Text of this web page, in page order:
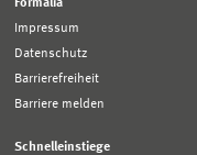
Formalia
Impressum
Datenschutz
Barrierefreiheit
Barriere melden
Schnelleinstiege